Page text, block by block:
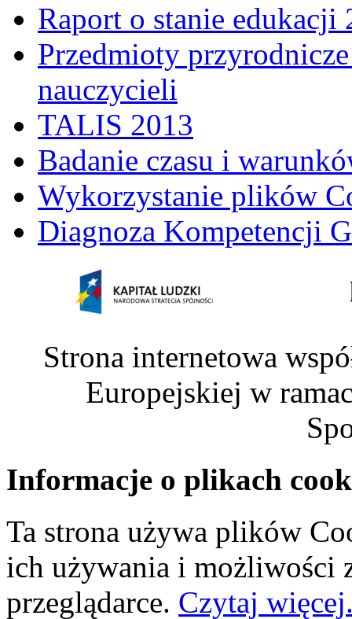
Raport o stanie edukacji
Przedmioty
nauczycieli
TALIS 2013
Badanie czasu i
Wykorzystanie plików
Diagnoza Kompetencji
Strona internetowa
Europejskiej w
Informacje o plikach
Ta strona używa plików
ich używania i możliwości
przeglądarce. Czytaj